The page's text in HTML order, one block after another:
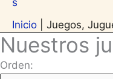
Inicio Juegos,
Nuestros
Orden: